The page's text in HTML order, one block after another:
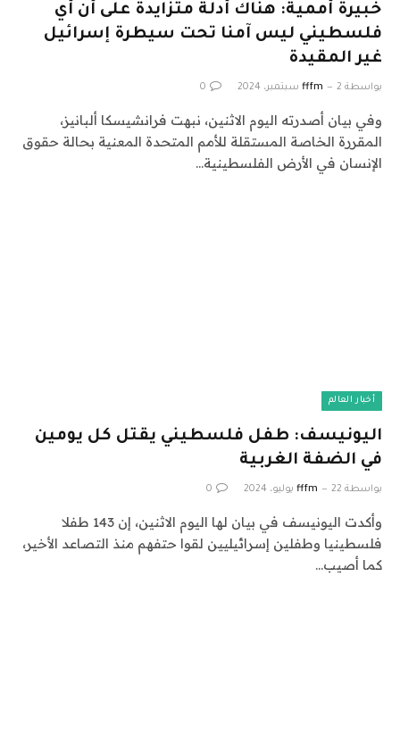
خبيرة أممية: هناك أدلة متزايدة على أن أي
فلسطيني ليس آمنا تحت سيطرة إسرائيل
غير المقيدة
بواسطة fffm 2 سبتمبر، 2024 0
وفي بيان أصدرته اليوم الاثنين، نبهت فرانشيسكا ألبانيز،
المقررة الخاصة المستقلة للأمم المتحدة المعنية بحالة حقوق
الإنسان في الأرض الفلسطينية…
أخبار العالم
اليونيسف: طفل فلسطيني يقتل كل يومين
في الضفة الغربية
بواسطة fffm 22 يوليو، 2024 0
وأكدت اليونيسف في بيان لها اليوم الاثنين، إن 143 طفلا
فلسطينيا وطفلين إسرائيليين لقوا حتفهم منذ التصاعد الأخير،
كما أصيب…